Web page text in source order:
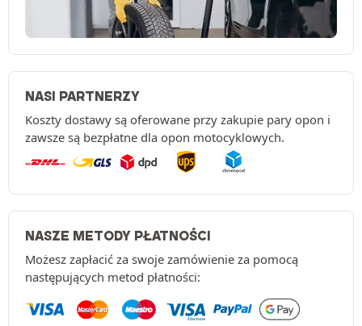
NASI PARTNERZY
Koszty dostawy są oferowane przy zakupie pary opon i
zawsze są bezpłatne dla opon motocyklowych.
NASZE METODY PŁATNOŚCI
Możesz zapłacić za swoje zamówienie za pomocą
następujących metod płatności: